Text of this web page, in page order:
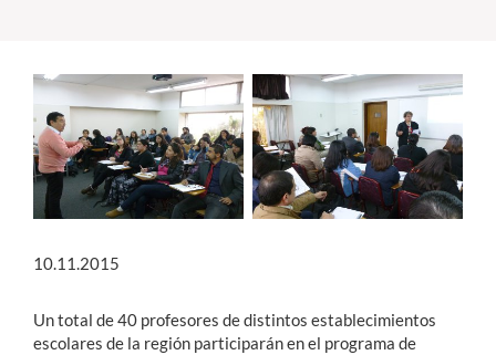
10.11.2015
Un total de 40 profesores de distintos establecimientos
escolares de la región participarán en el programa de